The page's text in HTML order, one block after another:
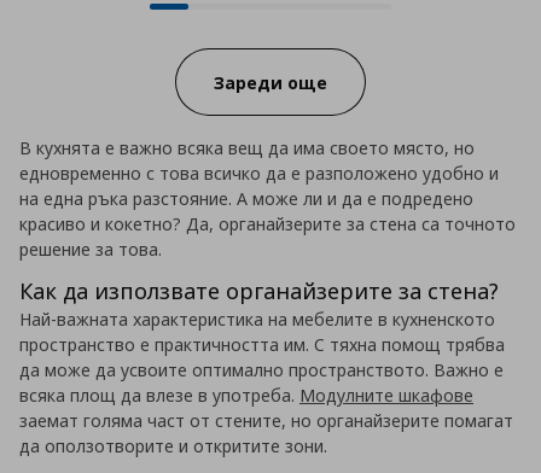
Progress:
Зареди още
В кухнята е важно всяка вещ да има своето място, но
едновременно с това всичко да е разположено удобно и
на една ръка разстояние. А може ли и да е подредено
красиво и кокетно? Да, органайзерите за стена са точното
решение за това.
Как да използвате органайзерите за стена?
Най-важната характеристика на мебелите в кухненското
пространство е практичността им. С тяхна помощ трябва
да може да усвоите оптимално пространството. Важно е
всяка площ да влезе в употреба. Модулните шкафове
заемат голяма част от стените, но органайзерите помагат
да оползотворите и откритите зони.